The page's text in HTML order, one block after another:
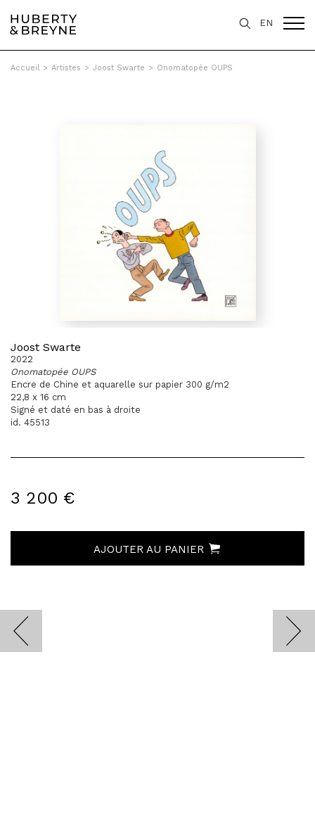
EN
Accueil > Artistes > Joost Swarte > Onomatopée OUPS
Joost Swarte
2022
Onomatopée OUPS
Encre de Chine et aquarelle sur papier 300 g/m2
22,8 x 16 cm
Signé et daté en bas à droite
id. 45513
3 200 €
AJOUTER AU PANIER